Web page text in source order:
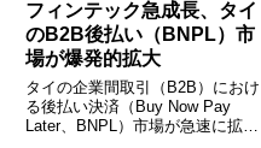
フィンテック急成長、タイ
のB2B後払い（BNPL）市
場が爆発的拡大
タイの企業間取引（B2B）におけ
る後払い決済（Buy Now Pay
Later、BNPL）市場が急速に拡大